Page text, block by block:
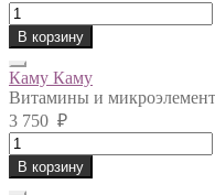
Иммунокомплекс
Дринк
Боттлс
quantity
В корзину
Каму Каму
Витамины и
3 750 ₽
Каму
Каму
quantity
В корзину